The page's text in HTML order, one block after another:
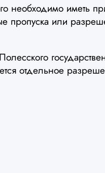
необходимо иметь
пропуска или
отдельное